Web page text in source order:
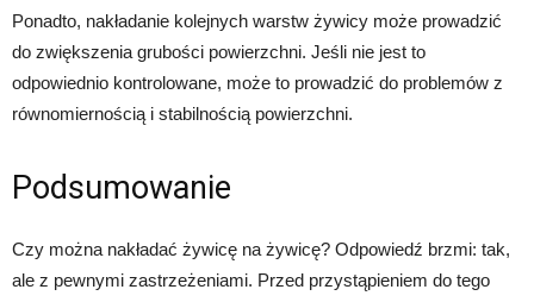
Ponadto, nakładanie kolejnych warstw żywicy może prowadzić
do zwiększenia grubości powierzchni. Jeśli nie jest to
odpowiednio kontrolowane, może to prowadzić do problemów z
równomiernością i stabilnością powierzchni.
Podsumowanie
Czy można nakładać żywicę na żywicę? Odpowiedź brzmi: tak,
ale z pewnymi zastrzeżeniami. Przed przystąpieniem do tego